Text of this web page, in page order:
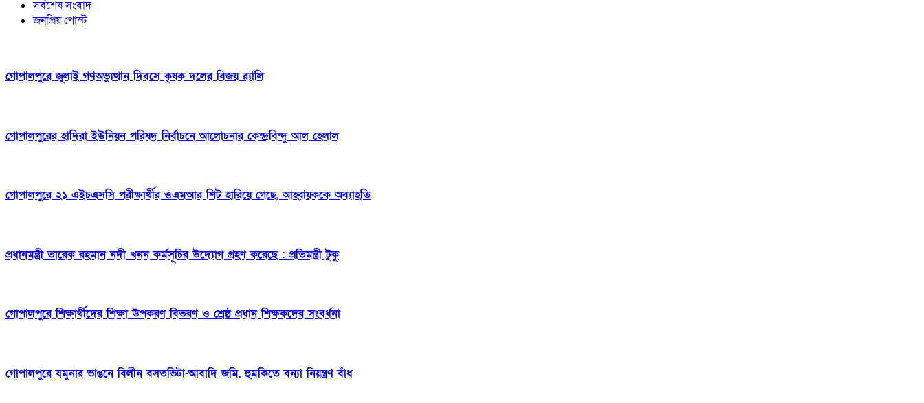
সর্বশেষ সংবাদ
জনপ্রিয় পোস্ট
গোপালপুরে জুলাই গণঅভ্যুত্থান দিবসে কৃষক দলের বিজয় র‍্যালি
গোপালপুরের হাদিরা ইউনিয়ন পরিষদ নির্বাচনে আলোচনার কেন্দ্রবিন্দু আল হেলাল
গোপালপুরে ২১ এইচএসসি পরীক্ষার্থীর ওএমআর শিট হারিয়ে গেছে, আহ্বায়ককে অব্যাহতি
প্রধানমন্ত্রী তারেক রহমান নদী খনন কর্মসূচির উদ্যোগ গ্রহণ করেছে : প্রতিমন্ত্রী টুকু
গোপালপুরে শিক্ষার্থীদের শিক্ষা উপকরণ বিতরণ ও শ্রেষ্ঠ প্রধান শিক্ষকদের সংবর্ধনা
গোপালপুরে যমুনার ভাঙনে বিলীন বসতভিটা-আবাদি জমি, হুমকিতে বন্যা নিয়ন্ত্রণ বাঁধ